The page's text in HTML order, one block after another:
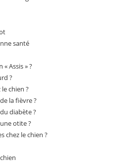
santé
Assis » ?
?
chien ?
la fièvre ?
diabète ?
otite ?
chez le chien ?